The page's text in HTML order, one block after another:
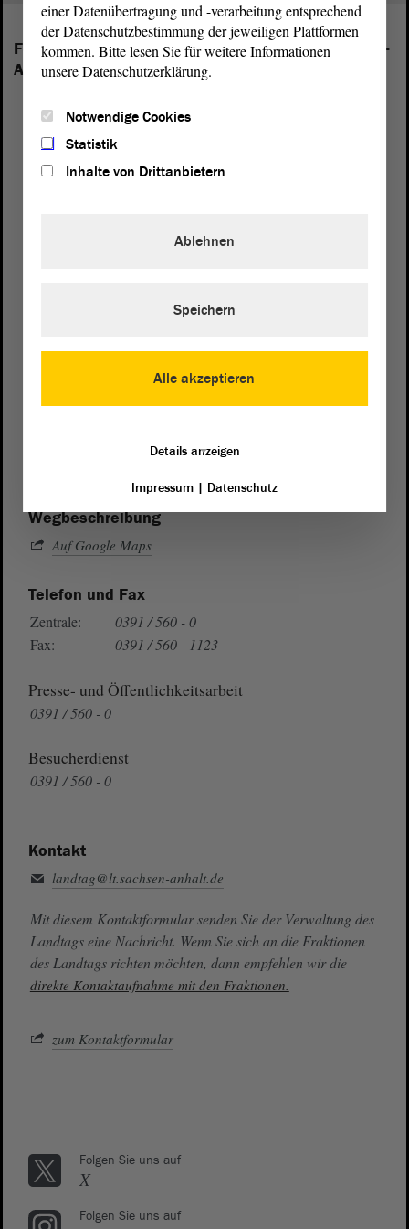
Folgende Fraktionen sind im Landtag von Sachsen-
Anhalt vertreten:
Wegbeschreibung
Auf Google Maps
Telefon und Fax
Zentrale:
0391 / 560 - 0
Fax:
0391 / 560 - 1123
Presse- und Öffentlichkeitsarbeit
0391 / 560 - 0
Besucherdienst
0391 / 560 - 0
Kontakt
landtag@lt.sachsen-anhalt.de
Mit diesem Kontaktformular senden Sie der Verwaltung des
Landtags eine Nachricht. Wenn Sie sich an die Fraktionen
des Landtags richten möchten, dann empfehlen wir die
direkte Kontaktaufnahme mit den Fraktionen.
zum Kontaktformular
Folgen Sie uns auf
X
Folgen Sie uns auf
einer Datenübertragung und -verarbeitung entsprechend
der Datenschutzbestimmung der jeweiligen Plattformen
kommen. Bitte lesen Sie für weitere Informationen
unsere Datenschutzerklärung.
Notwendige Cookies
Statistik
Inhalte von Drittanbietern
Alle akzeptieren
Ablehnen
Speichern
Details anzeigen
Impressum| Datenschutz